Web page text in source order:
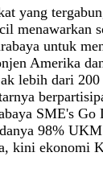
yang
menawarkan
untuk
Amerika
lebih dari
SME's Go
98%
kini ekonomi